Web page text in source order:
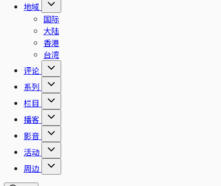
地域
国际
大陆
香港
台湾
评论
系列
栏目
播客
影音
活动
周边